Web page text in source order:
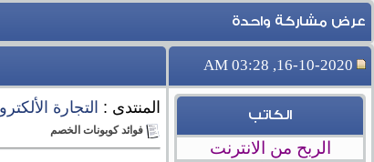
عرض مشاركة واحدة
16-10-2020, 03:28 AM
الكاتب
الربح من الانترنت
المنتدى : التجارة
فوائد كوبونات الخصم